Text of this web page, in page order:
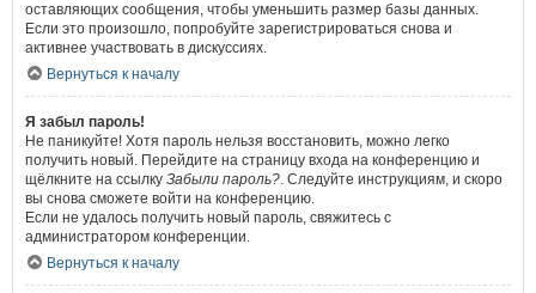
оставляющих сообщения, чтобы уменьшить размер базы данных.
Если это произошло, попробуйте зарегистрироваться снова и
активнее участвовать в дискуссиях.
Вернуться к началу
Я забыл пароль!
Не паникуйте! Хотя пароль нельзя восстановить, можно легко
получить новый. Перейдите на страницу входа на конференцию и
щёлкните на ссылку Забыли пароль?. Следуйте инструкциям, и скоро
вы снова сможете войти на конференцию.
Если не удалось получить новый пароль, свяжитесь с
администратором конференции.
Вернуться к началу